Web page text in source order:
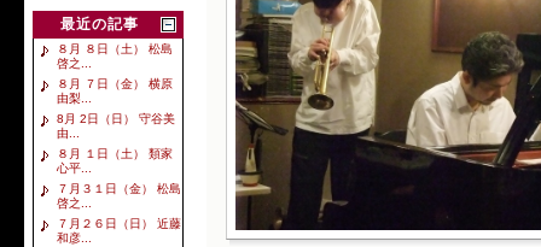
最近の記事
８月 ８日（土） 松島
啓之...
８月 ７日（金） 横原
由梨...
8月 2日（日） 守谷美
由...
８月 １日（土） 類家
心平...
７月３１日（金） 松島
啓之...
７月２６日（日） 近藤
和彦...